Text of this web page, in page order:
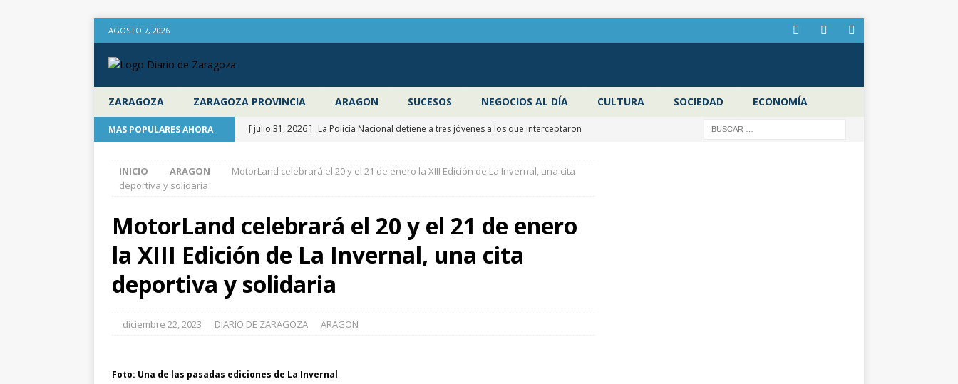
AGOSTO 7, 2026
ZARAGOZA ZARAGOZA PROVINCIA ARAGON SUCESOS NEGOCIOS AL DÍA CULTURA SOCIEDAD ECONOMÍA
MAS POPULARES AHORA [ julio 31, 2026 ] La Policía Nacional detiene a tres jóvenes a los que interceptaron
ZARAGOZA
provincia de Zaragoza’ para promocionar los espacios naturales y actividades al
aire libre en el verano
ZARAGOZA PROVINCIA
[ julio 31, 2026 ]
Pancho Varona abre este sábado el Festival Veruela Verano de la
[ julio 31, 2026 ]
Zaragoza congela un año más los impuestos municipales y
[ julio 31, 2026 ] La Diputación de Zaragoza finaliza la restauración de la capilla de
INICIO ARAGON
MotorLand celebrará el 20 y el 21 de enero la XIII Edición de La Invernal, una cita
deportiva y solidaria
MotorLand celebrará el 20 y el 21 de enero
la XIII Edición de La Invernal, una cita
deportiva y solidaria
diciembre 22, 2023 DIARIO DE ZARAGOZA ARAGON
Foto: Una de las pasadas ediciones de La Invernal